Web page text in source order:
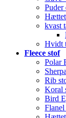
Puder
kvast
Hvidt
Fleece stof
Polar
Rib
Koral
Bird